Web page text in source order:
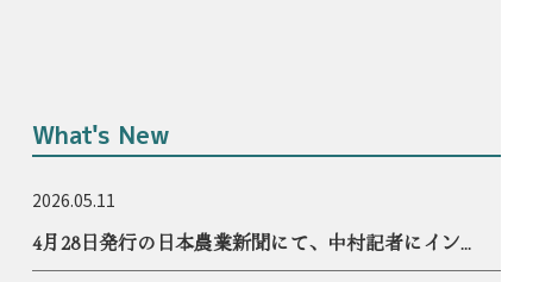
What's New
2026.05.11
4月28日発行の日本農業新聞にて、中村記者にイン...